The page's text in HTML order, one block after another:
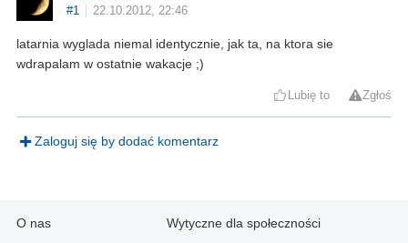
#1
22.10.2012, 22:46
latarnia wyglada niemal identycznie, jak ta, na ktora sie
wdrapalam w ostatnie wakacje ;)
Lubię to Zgłoś
Zaloguj się by dodać komentarz
O nas Wytyczne dla społeczności